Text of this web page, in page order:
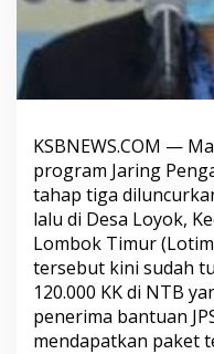
KSBNEWS.COM —
program Jaring
tahap tiga
lalu di Desa Loyok,
Lombok Timur
tersebut kini sudah
120.000 KK di NTB
penerima bantuan
mendapatkan paket